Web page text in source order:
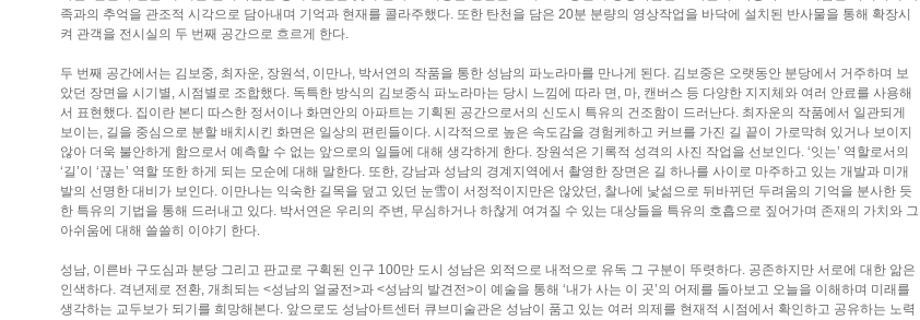
족과의 추억을 관조적 시각으로 담아내며 기억과 현재를 콜라주했다. 또한 탄천을 담은 20분 분량의 영상작업을 바닥에 설치된 반사물을 통해 확장시
켜 관객을 전시실의 두 번째 공간으로 흐르게 한다.
두 번째 공간에서는 김보중, 최자운, 장원석, 이만나, 박서연의 작품을 통한 성남의 파노라마를 만나게 된다. 김보중은 오랫동안 분당에서 거주하며 보
았던 장면을 시기별, 시점별로 조합했다. 독특한 방식의 김보중식 파노라마는 당시 느낌에 따라 면, 마, 캔버스 등 다양한 지지체와 여러 안료를 사용해
서 표현했다. 집이란 본디 따스한 정서이나 화면안의 아파트는 기획된 공간으로서의 신도시 특유의 건조함이 드러난다. 최자운의 작품에서 일관되게
보이는, 길을 중심으로 분할 배치시킨 화면은 일상의 편린들이다. 시각적으로 높은 속도감을 경험케하고 커브를 가진 길 끝이 가로막혀 있거나 보이지
않아 더욱 불안하게 함으로서 예측할 수 없는 앞으로의 일들에 대해 생각하게 한다. 장원석은 기록적 성격의 사진 작업을 선보인다. ‘잇는’ 역할로서의
‘길’이 ‘끊는’ 역할 또한 하게 되는 모순에 대해 말한다. 또한, 강남과 성남의 경계지역에서 촬영한 장면은 길 하나를 사이로 마주하고 있는 개발과 미개
발의 선명한 대비가 보인다. 이만나는 익숙한 길목을 덮고 있던 눈雪이 서정적이지만은 않았던, 찰나에 낯섦으로 뒤바뀌던 두려움의 기억을 분사한 듯
한 특유의 기법을 통해 드러내고 있다. 박서연은 우리의 주변, 무심하거나 하찮게 여겨질 수 있는 대상들을 특유의 호흡으로 짚어가며 존재의 가치와 그
아쉬움에 대해 쓸쓸히 이야기 한다.
성남, 이른바 구도심과 분당 그리고 판교로 구획된 인구 100만 도시 성남은 외적으로 내적으로 유독 그 구분이 뚜렷하다. 공존하지만 서로에 대한 앎은
인색하다. 격년제로 전환, 개최되는 <성남의 얼굴전>과 <성남의 발견전>이 예술을 통해 ‘내가 사는 이 곳’의 어제를 돌아보고 오늘을 이해하며 미래를
생각하는 교두보가 되기를 희망해본다. 앞으로도 성남아트센터 큐브미술관은 성남이 품고 있는 여러 의제를 현재적 시점에서 확인하고 공유하는 노력